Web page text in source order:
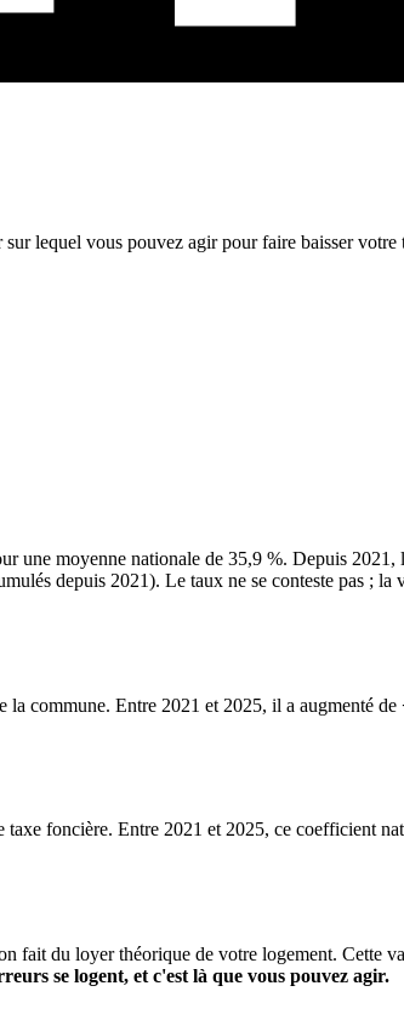
lequel vous pouvez agir pour faire baisser votre
une moyenne nationale de 35,9 %. Depuis 2021,
depuis 2021). Le taux ne se conteste pas ; la
la commune. Entre 2021 et 2025, il a augmenté de
foncière. Entre 2021 et 2025, ce coefficient
fait du loyer théorique de votre logement. Cette
se logent, et c'est là que vous pouvez agir.